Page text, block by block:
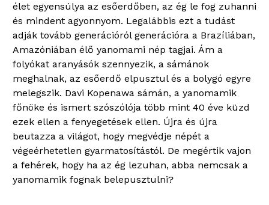
élet egyensúlya az esőerdőben, az ég le fog zuhanni
és mindent agyonnyom. Legalábbis ezt a tudást
adják tovább generációról generációra a Brazíliában,
Amazóniában élő yanomami nép tagjai. Ám a
folyókat aranyásók szennyezik, a sámánok
meghalnak, az esőerdő elpusztul és a bolygó egyre
melegszik. Davi Kopenawa sámán, a yanomamik
főnöke és ismert szószólója több mint 40 éve küzd
ezek ellen a fenyegetések ellen. Újra és újra
beutazza a világot, hogy megvédje népét a
végeérhetetlen gyarmatosítástól. De megértik vajon
a fehérek, hogy ha az ég lezuhan, abba nemcsak a
yanomamik fognak belepusztulni?